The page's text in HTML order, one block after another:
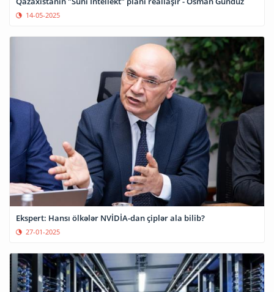
14-05-2025
Ekspert: Hansı ölkələr NVİDİA-dan çiplər ala bilib?
27-01-2025